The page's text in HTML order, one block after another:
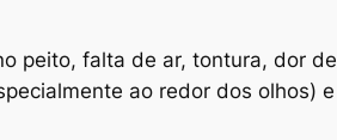
peito, falta de ar, tontura, dor de
ao redor dos olhos) e